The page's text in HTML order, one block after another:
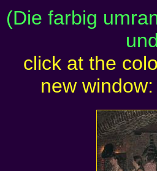
(Die farbig
click at the
new